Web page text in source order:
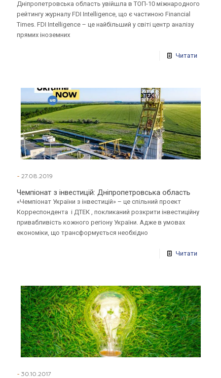
Дніпропетровська область увійшла в ТОП-10 міжнародного
рейтингу журналу FDI Intelligence, що є частиною Financial
Times. FDI Intelligence – це найбільший у світі центр аналізу
прямих іноземних
Читати
- 27.08.2019
Чемпіонат з інвестицій: Дніпропетровська область
«Чемпіонат України з інвестицій» – це спільний проект
Корреспондента і ДТЕК , покликаний розкрити інвестиційну
привабливість кожного регіону України. Адже в умовах
економіки, що трансформується необхідно
Читати
- 30.10.2017